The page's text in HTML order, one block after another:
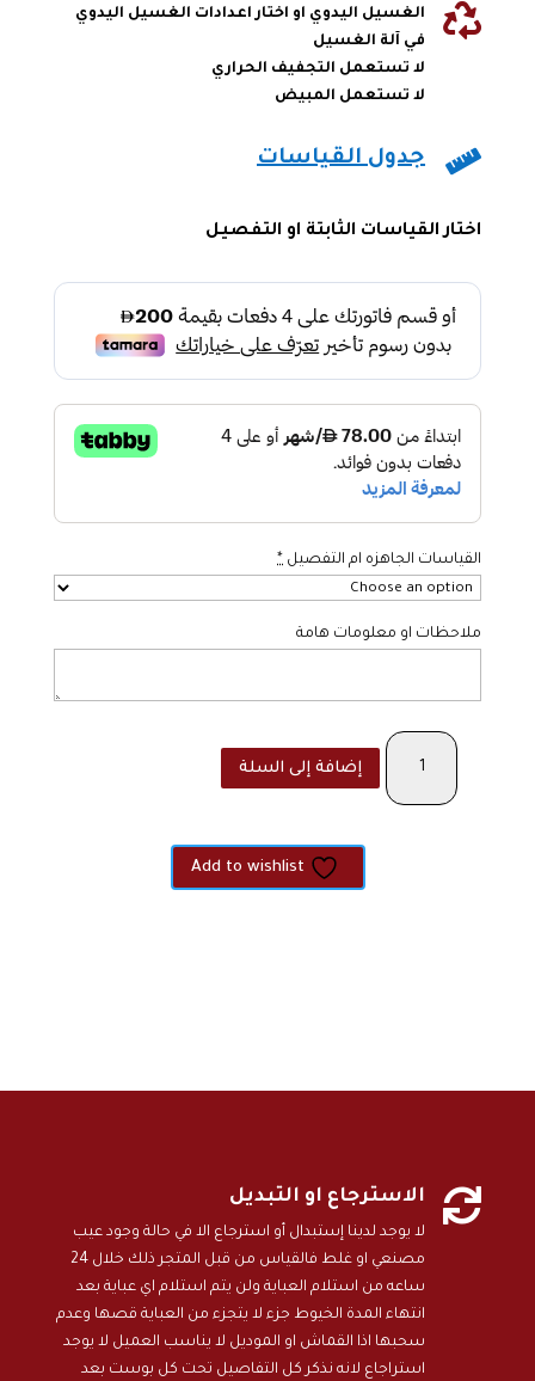

الغسيل اليدوي او اختار اعدادات الغسيل اليدوي
في آلة الغسيل
لا تستعمل التجفيف الحراري
لا تستعمل المبيض
 جدول القياسات
اختار القياسات الثابتة او التفصيل
القياسات الجاهزه ام التفصيل *
ملاحظات او معلومات هامة
كمية
Dress
إضافة إلى السلة
Add to wishlist
 الاسترجاع او التبديل
لا يوجد لدينا إستبدال أو استرجاع الا في حالة وجود عيب
مصنعي او غلط فالقياس من قبل المتجر ذلك خلال 24
ساعه من استلام العباية ولن يتم استلام اي عباية بعد
انتهاء المدة الخيوط جزء لا يتجزء من العباية قصها وعدم
سحبها اذا القماش او الموديل لا يناسب العميل لا يوجد
استراجاع لانه نذكر كل التفاصيل تحت كل بوست بعد